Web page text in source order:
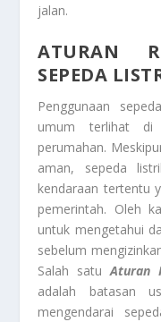
jalan.
ATURAN
SEPEDA
Penggunaan
umum terlihat di
perumahan.
aman, sepeda
kendaraan tertentu
pemerintah. Oleh
untuk mengetahui
sebelum
Salah satuAturan
adalah batasan
mengendarai